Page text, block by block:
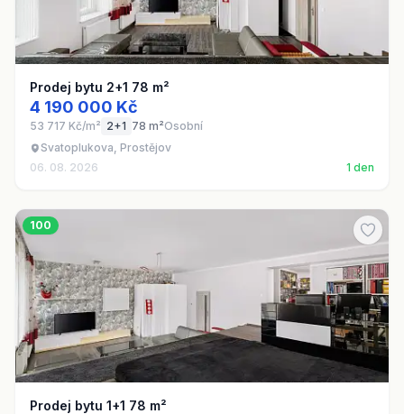
Prodej bytu 2+1 78 m²
4 190 000 Kč
53 717 Kč/m² 2+1 78 m²Osobní
Svatoplukova, Prostějov
06. 08. 2026
1 den
100
Prodej bytu 1+1 78 m²